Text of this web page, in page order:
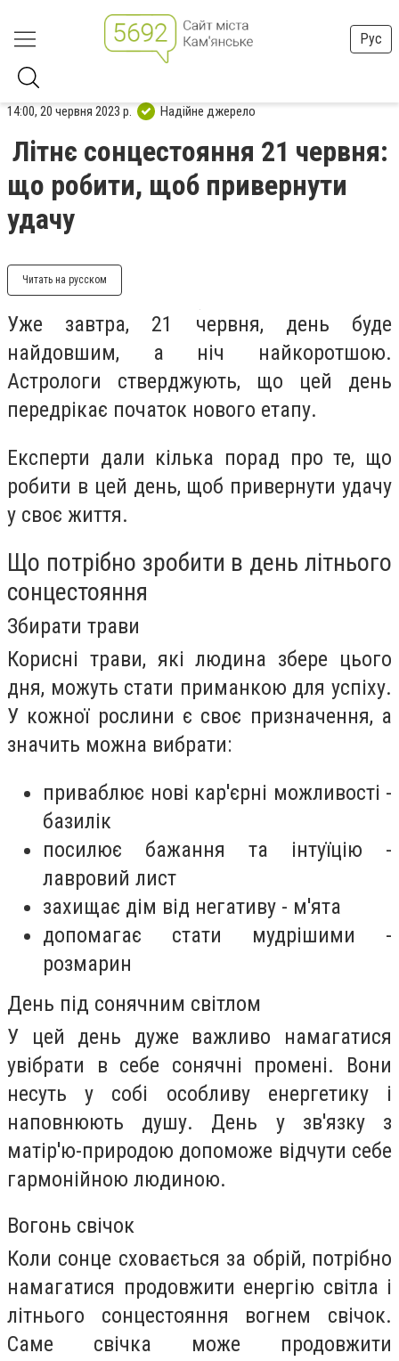
Рус
14:00, 20 червня 2023 р. Надійне джерело
Літнє сонцестояння 21 червня:
що робити, щоб привернути
удачу
Читать на русском
Уже завтра, 21 червня, день буде
найдовшим, а ніч найкоротшою.
Астрологи стверджують, що цей день
передрікає початок нового етапу.
Експерти дали кілька порад про те, що
робити в цей день, щоб привернути удачу
у своє життя.
Що потрібно зробити в день літнього
сонцестояння
Збирати трави
Корисні трави, які людина збере цього
дня, можуть стати приманкою для успіху.
У кожної рослини є своє призначення, а
значить можна вибрати:
приваблює нові кар'єрні можливості -
базилік
посилює бажання та інтуїцію -
лавровий лист
захищає дім від негативу - м'ята
допомагає стати мудрішими -
розмарин
День під сонячним світлом
У цей день дуже важливо намагатися
увібрати в себе сонячні промені. Вони
несуть у собі особливу енергетику і
наповнюють душу. День у зв'язку з
матір'ю-природою допоможе відчути себе
гармонійною людиною.
Вогонь свічок
Коли сонце сховається за обрій, потрібно
намагатися продовжити енергію світла і
літнього сонцестояння вогнем свічок.
Саме свічка може продовжити